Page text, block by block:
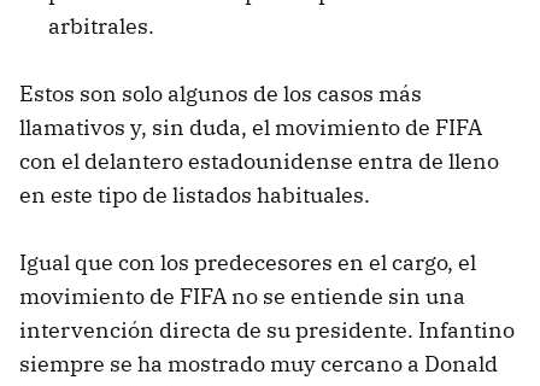
arbitrales.
Estos son solo algunos de los casos más
llamativos y, sin duda, el movimiento de FIFA
con el delantero estadounidense entra de lleno
en este tipo de listados habituales.
Igual que con los predecesores en el cargo, el
movimiento de FIFA no se entiende sin una
intervención directa de su presidente. Infantino
siempre se ha mostrado muy cercano a Donald